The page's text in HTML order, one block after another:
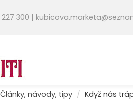
300 |
Články, návody, tipy Když nás